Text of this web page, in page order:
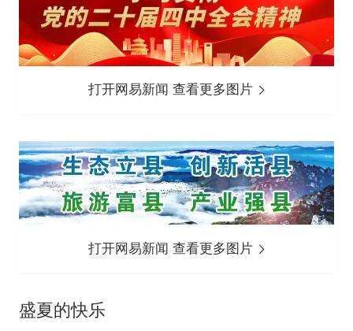
打开网易新闻 查看更多图片
打开网易新闻 查看更多图片
盛夏的快乐